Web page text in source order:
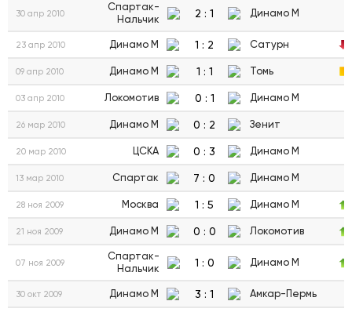
30 апр 2010
Спартак-
Нальчик
2 : 1 Динамо М
23 апр 2010 Динамо М 1 : 2 Сатурн
09 апр 2010 Динамо М 1 : 1 Томь
03 апр 2010 Локомотив 0 : 1 Динамо М
26 мар 2010 Динамо М 0 : 2 Зенит
20 мар 2010 ЦСКА 0 : 3 Динамо М
13 мар 2010 Спартак 7 : 0 Динамо М
28 ноя 2009 Москва 1 : 5 Динамо М
21 ноя 2009 Динамо М 0 : 0 Локомотив
07 ноя 2009
Спартак-
Нальчик
1 : 0 Динамо М
30 окт 2009 Динамо М 3 : 1 Амкар-Пермь